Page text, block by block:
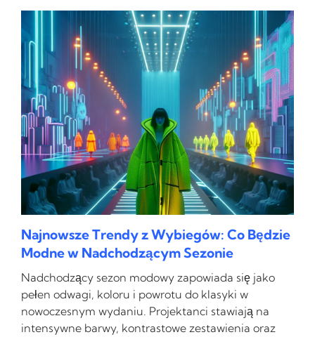
Najnowsze Trendy z Wybiegów: Co Będzie
Modne w Nadchodzącym Sezonie
Nadchodzący sezon modowy zapowiada się jako
pełen odwagi, koloru i powrotu do klasyki w
nowoczesnym wydaniu. Projektanci stawiają na
intensywne barwy, kontrastowe zestawienia oraz